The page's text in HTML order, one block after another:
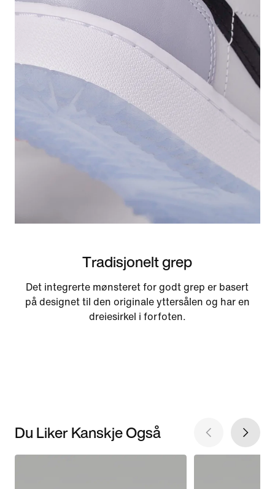
Tradisjonelt grep
Det integrerte mønsteret for godt grep er basert
på designet til den originale yttersålen og har en
dreiesirkel i forfoten.
Du Liker Kanskje Også